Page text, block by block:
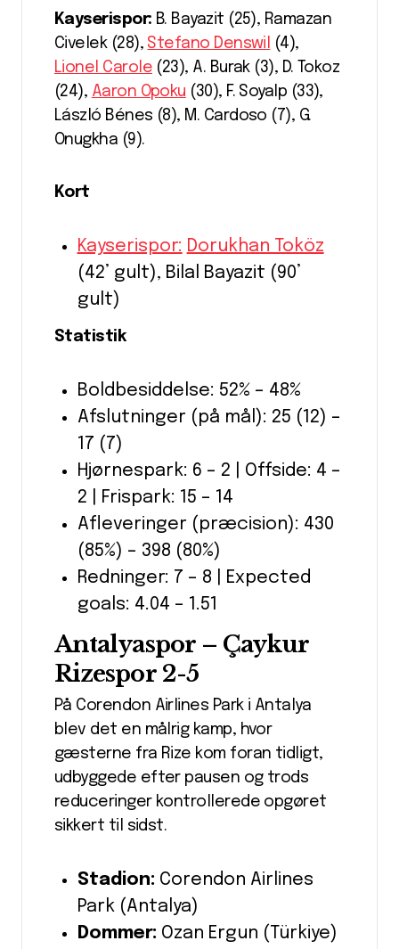
Kayserispor: B. Bayazit (25), Ramazan
Civelek (28), Stefano Denswil
(4),
Lionel Carole(23), A. Burak (3), D. Tokoz
(24), Aaron Opoku (30), F. Soyalp (33),
László Bénes (8), M. Cardoso (7), G.
Onugkha (9).
Kort
Kayserispor: Dorukhan Toköz
(42’ gult), Bilal Bayazit (90’
gult)
Statistik
Boldbesiddelse: 52% – 48%
Afslutninger (på mål): 25 (12) –
17 (7)
Hjørnespark: 6 – 2 | Offside: 4 –
2 | Frispark: 15 – 14
Afleveringer (præcision): 430
(85%) – 398 (80%)
Redninger: 7 – 8 | Expected
goals: 4.04 – 1.51
Antalyaspor – Çaykur
Rizespor 2-5
På Corendon Airlines Park i Antalya
blev det en målrig kamp, hvor
gæsterne fra Rize kom foran tidligt,
udbyggede efter pausen og trods
reduceringer kontrollerede opgøret
sikkert til sidst.
Stadion: Corendon Airlines
Park (Antalya)
Dommer: Ozan Ergun (Türkiye)